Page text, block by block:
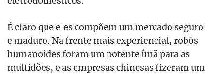
É claro que eles compõem um mercado seguro
e maduro. Na frente mais experiencial, robôs
humanoides foram um potente ímã para as
multidões, e as empresas chinesas fizeram um